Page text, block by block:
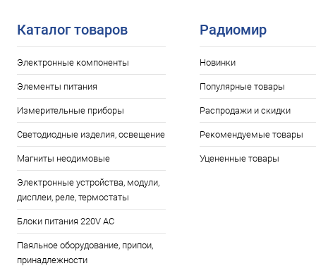
Каталог товаров
Электронные компоненты
Элементы питания
Измерительные приборы
Светодиодные изделия, освещение
Магниты неодимовые
Электронные устройства, модули,
дисплеи, реле, термостаты
Блоки питания 220V AC
Паяльное оборудование, припои,
принадлежности
Радиомир
Новинки
Популярные товары
Распродажи и скидки
Рекомендуемые товары
Уцененные товары